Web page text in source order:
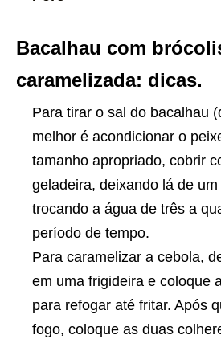
Bacalhau com
caramelizada: dicas.
Para tirar o sal do bacalhau
melhor é acondicionar o
tamanho apropriado, cobrir
geladeira, deixando lá de
trocando a água de três a
período de tempo.
Para caramelizar a cebola,
em uma frigideira e coloque
para refogar até fritar. Após
fogo, coloque as duas